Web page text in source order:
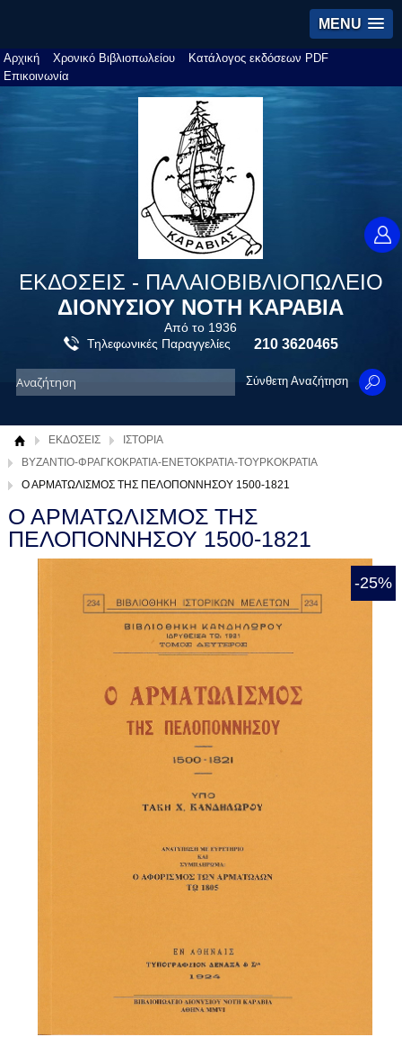
MENU
Αρχική Χρονικό Βιβλιοπωλείου
Κατάλογος εκδόσεων PDF
Επικοινωνία
ΕΚΔΟΣΕΙΣ - ΠΑΛΑΙΟΒΙΒΛΙΟΠΩΛΕΙΟ
ΔΙΟΝΥΣΙΟΥ ΝΟΤΗ ΚΑΡΑΒΙΑ
Από το 1936
Τηλεφωνικές Παραγγελίες
210 3620465
Σύνθετη Αναζήτηση
ΕΚΔΟΣΕΙΣ
ΙΣΤΟΡΙΑ
ΒΥΖΑΝΤΙΟ-ΦΡΑΓΚΟΚΡΑΤΙΑ-ΕΝΕΤΟΚΡΑΤΙΑ-ΤΟΥΡΚΟΚΡΑΤΙΑ
Ο ΑΡΜΑΤΩΛΙΣΜΟΣ ΤΗΣ ΠΕΛΟΠΟΝΝΗΣΟΥ 1500-1821
Ο ΑΡΜΑΤΩΛΙΣΜΟΣ ΤΗΣ
ΠΕΛΟΠΟΝΝΗΣΟΥ 1500-1821
-25%